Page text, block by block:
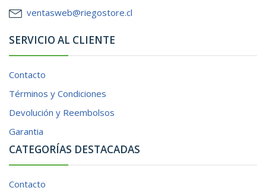
ventasweb@riegostore.cl
SERVICIO AL CLIENTE
Contacto
Términos y Condiciones
Devolución y Reembolsos
Garantia
CATEGORÍAS DESTACADAS
Contacto